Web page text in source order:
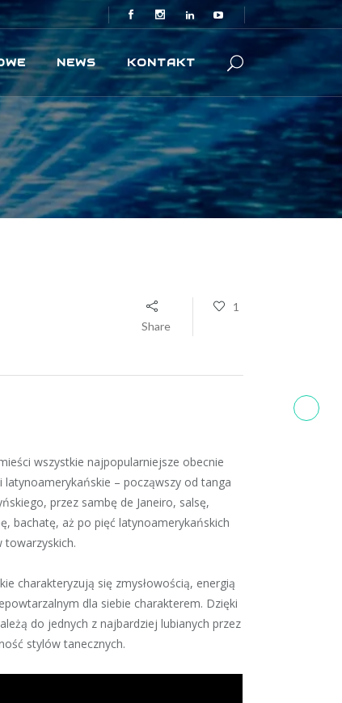
NEWS KONTAKT
Share
1
wszystkie najpopularniejsze obecnie
latynoamerykańskie – począwszy odtanga
, przez sambę de Janeiro, salsę,
,bachatę, aż po pięć latynoamerykańskich
towarzyskich.
charakteryzują się zmysłowością, energią
dla siebie charakterem. Dzięki
do jednych z najbardziej lubianych przez
stylów tanecznych.